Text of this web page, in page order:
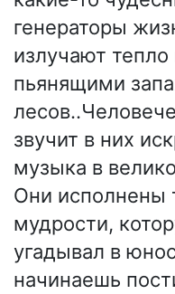
генераторы
излучают тепло
пьянящими
звучит в них
музыка в
Они исполнены
мудрости,
угадывал в
начинаешь